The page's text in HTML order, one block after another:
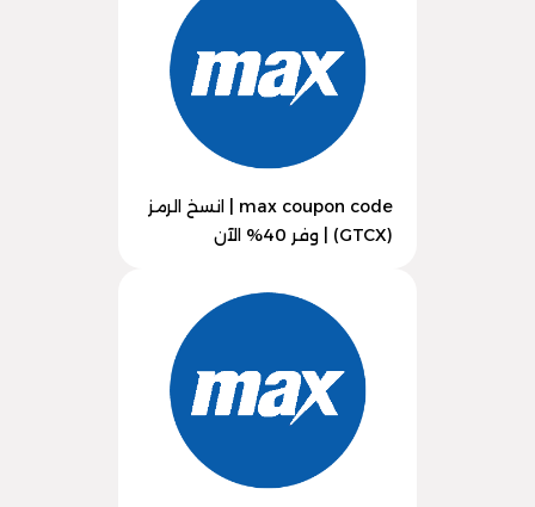
max coupon code | انسخ الرمز
(GTCX) | وفر 40% الآن